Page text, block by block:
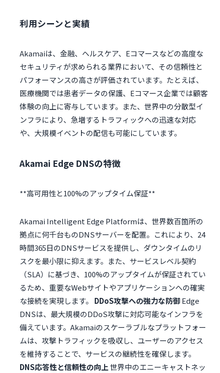
利用シーンと実績
Akamaiは、金融、ヘルスケア、Eコマースなどの高度な
セキュリティが求められる業界において、その信頼性と
パフォーマンスの高さが評価されています。たとえば、
医療機関では患者データの保護、Eコマース企業では顧客
体験の向上に寄与しています。また、世界中の分散型イ
ンフラにより、急増するトラフィックへの迅速な対応
や、大規模イベントの配信も可能にしています。
Akamai Edge DNSの特徴
Akamai Intelligent Edge Platformは、世界数百箇所の
拠点に何千台ものDNSサーバーを配置。これにより、24
時間365日のDNSサービスを提供し、ダウンタイムのリ
スクを最小限に抑えます。また、サービスレベル契約
（SLA）に基づき、100%のアップタイムが保証されてい
るため、重要なWebサイトやアプリケーションへの確実
な接続を実現します。 DDoS攻撃への強力な防御Edge
DNSは、最大規模のDDoS攻撃に対応可能なインフラを
備えています。Akamaiのスケーラブルなプラットフォー
ムは、攻撃トラフィックを吸収し、ユーザーのアクセス
を維持することで、サービスの継続性を確保します。
DNS応答性と信頼性の向上世界中のエニーキャストネッ